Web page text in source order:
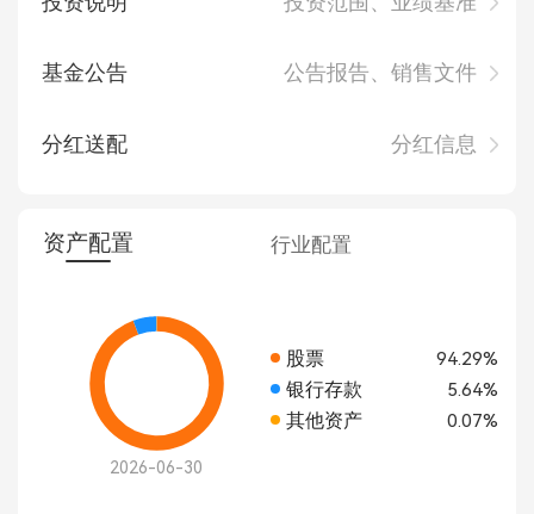
基金公告 公告报告、销售文件
分红送配 分红信息
资产配置 行业配置
2026-06-30
股票 94.29%
银行存款 5.64%
其他资产 0.07%